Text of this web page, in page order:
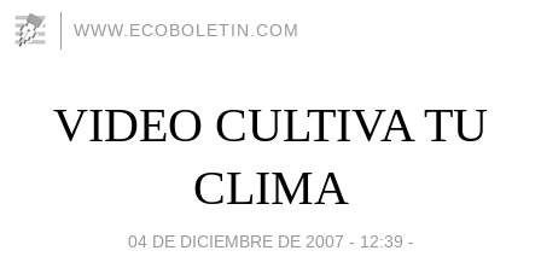
WWW.ECOBOLETIN.COM
VIDEO CULTIVA TU
CLIMA
04 DE DICIEMBRE DE 2007 - 12:39 -